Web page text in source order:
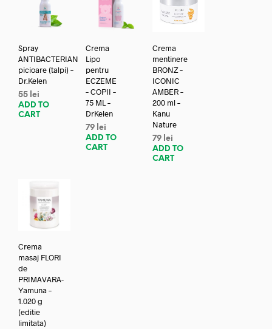
Spray
ANTIBACTERIAN
picioare (talpi) –
Dr.Kelen
55 lei
ADD TO
CART
Crema
Lipo
pentru
ECZEME
– COPII –
75 ML –
DrKelen
79 lei
ADD TO
CART
Crema
mentinere
BRONZ –
ICONIC
AMBER –
200 ml –
Kanu
Nature
79 lei
ADD TO
CART
Crema
masaj FLORI
de
PRIMAVARA-
Yamuna –
1.020 g
(editie
limitata)